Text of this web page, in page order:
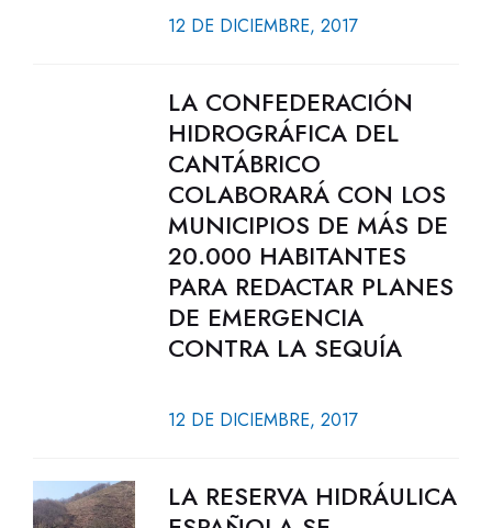
12 DE DICIEMBRE, 2017
LA CONFEDERACIÓN
HIDROGRÁFICA DEL
CANTÁBRICO
COLABORARÁ CON LOS
MUNICIPIOS DE MÁS DE
20.000 HABITANTES
PARA REDACTAR PLANES
DE EMERGENCIA
CONTRA LA SEQUÍA
12 DE DICIEMBRE, 2017
LA RESERVA HIDRÁULICA